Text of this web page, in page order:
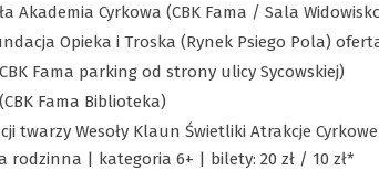
Akademia Cyrkowa (CBK Fama / Sala
Opieka i Troska (Rynek Psiego Pola)
Fama parking od strony ulicy Sycowskiej)
Fama Biblioteka)
twarzy Wesoły Klaun Świetliki Atrakcje
| kategoria 6+ | bilety: 20 zł / 10 zł*